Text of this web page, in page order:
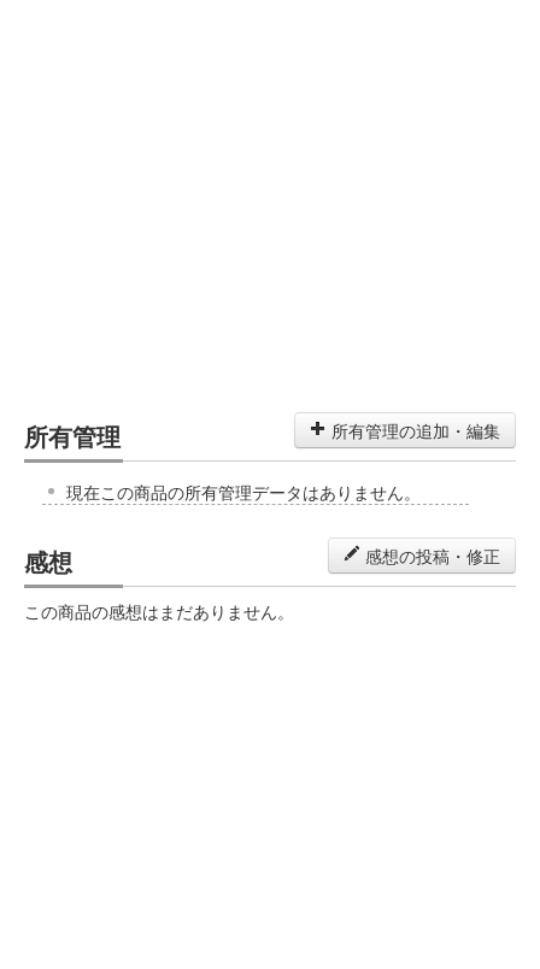
所有管理 所有管理の追加・編集
現在この商品の所有管理データはありません。
感想 感想の投稿・修正
この商品の感想はまだありません。